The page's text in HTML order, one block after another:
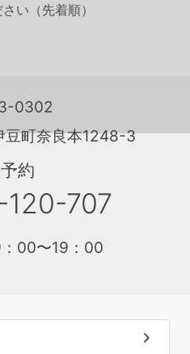
い（先着順）
0302
豆町奈良本1248-3
約
707
00〜19：00